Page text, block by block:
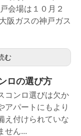
会場は１０月２
阪ガスの神戸ガス
む
ロの選び方
コンロ選びは欠か
アパートにもより
え付けられていな
せん...